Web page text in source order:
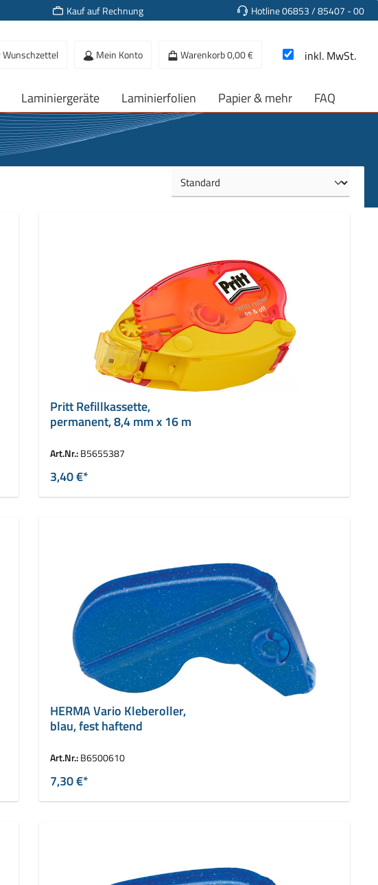
Kauf auf Rechnung Hotline 06853 / 85407 - 00
Wunschzettel Mein Konto Warenkorb0,00 € inkl. MwSt.
Laminiergeräte Laminierfolien Papier & mehr FAQ
Pritt Refillkassette,
permanent, 8,4 mm x 16 m
Art.Nr.:B5655387
3,40 €*
HERMA Vario Kleberoller,
blau, fest haftend
Art.Nr.:B6500610
7,30 €*